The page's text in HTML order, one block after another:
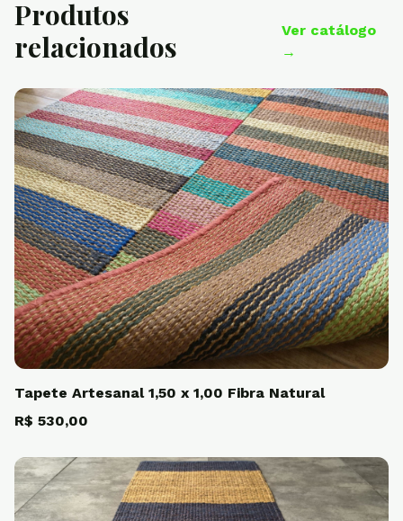
Produtos
relacionados
Ver catálogo
→
Tapete Artesanal 1,50 x 1,00 Fibra Natural
R$ 530,00